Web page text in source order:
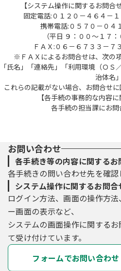
【システム操作に関するお問合
固定電話:０１２０－４６４－１
携帯電話:０５７０－０４
（平日 ９：００～１７：
ＦＡＸ:０６－６７３３－７
※ＦＡＸによるお問合せは、次の
「氏名」「連絡先」「利用環境（Ｏ
治体名」
これらの記載がない場合、お問合せ
【各手続の事務的な内容
各手続の担当課にお問
お問い合わせ
各手続き等の内容に関するお
各手続きの問い合わせ先を確認
システム操作に関するお問合
ログイン方法、画面の操作方
ー画面の表示など、
システムの画面操作に関する
て受け付けています。
フォームでお問い合わせ